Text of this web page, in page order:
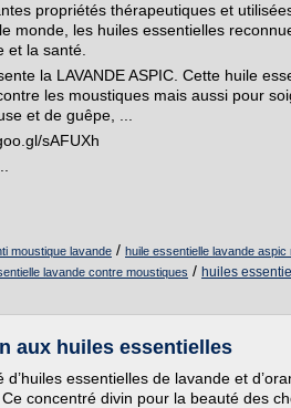
propriétés thérapeutiques et
monde, les huiles essentielles
et la santé.
la LAVANDE ASPIC. Cette huile
les moustiques mais aussi pour
et de guêpe, ...
sAFUXh
moustique lavande / huile essentielle lavande aspic
lavande contre moustiques / huiles
aux huiles essentielles
essentielles de lavande et
concentré divin pour la beauté des